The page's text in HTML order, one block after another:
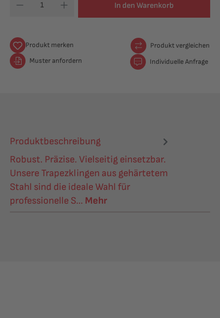
In den Warenkorb
Produkt merken
Muster anfordern
Produkt vergleichen
Individuelle Anfrage
Produktbeschreibung
Robust. Präzise. Vielseitig einsetzbar.
Unsere Trapezklingen aus gehärtetem
Stahl sind die ideale Wahl für
professionelle S… Mehr